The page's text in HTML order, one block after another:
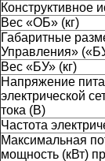
Конструктивное
Вес «ОБ» (кг)
Габаритные
Управления»
Вес «БУ» (кг)
Напряжение
электрической
тока (В)
Частота
Максимальная
мощность (кВт)